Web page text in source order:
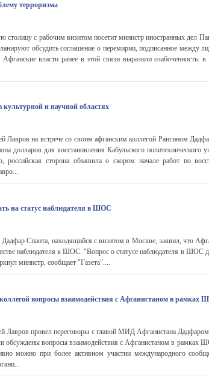
терроризма
столицу с рабочим визитом посетит министр иностранных дел
обсудить соглашение о перемирии, подписанное между
власти ранее в этой связи выразили озабоченность:
и научной областях
Лавров на встрече со своим афганским коллегой Рангином
долларов для восстановления Кабульского политехнического
сторона объявила о скором начале работ по
на статус наблюдателя в ШОС
Спанта, находящийся с визитом в Москве, заявил, что
наблюдателя к ШОС. "Вопрос о статусе наблюдателя в ШОС
министр, сообщает "Газета"....
вопросы взаимодействия с Афганистаном в
Лавров провел переговоры с главой МИД Афганистана
обсуждены вопросы взаимодействия с Афганистаном в
можно при более активном участии международного